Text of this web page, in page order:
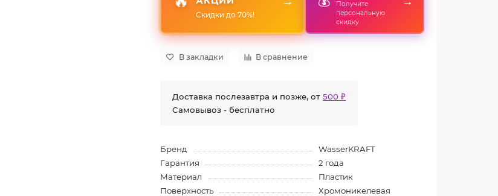
Скидки до 70%!
Получите
персональную
скидку
В закладки В сравнение
Доставка послезавтра и позже, от500 ₽
Самовывоз - бесплатно
Бренд
WasserKRAFT
Гарантия
2 года
Материал
Пластик
Поверхность
Хромоникелевая